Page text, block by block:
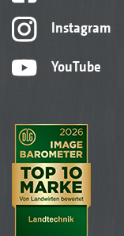
Instagram
YouTube